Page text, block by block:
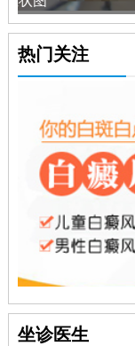
热门关注
坐诊医生